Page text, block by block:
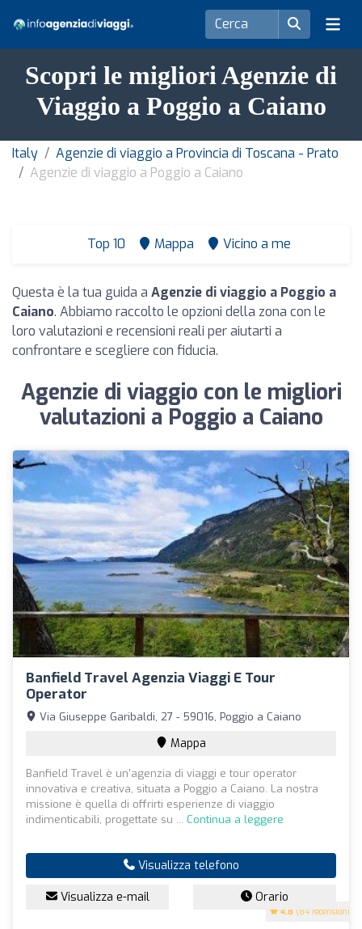
Scopri le migliori Agenzie di
Viaggio a Poggio a Caiano
Italy
Agenzie di viaggio a Provincia di Toscana - Prato
Agenzie di viaggio a Poggio a Caiano
Top 10 Mappa Vicino a me
Questa è la tua guida a Agenzie di viaggio a Poggio a
Caiano. Abbiamo raccolto le opzioni della zona con le
loro valutazioni e recensioni reali per aiutarti a
confrontare e scegliere con fiducia.
Agenzie di viaggio con le migliori
valutazioni a Poggio a Caiano
Banfield Travel Agenzia Viaggi E Tour
Operator
4.8 (84 recensioni)
Via Giuseppe Garibaldi, 27 - 59016, Poggio a Caiano
Mappa
Banfield Travel è un'agenzia di viaggi e tour operator
innovativa e creativa, situata a Poggio a Caiano. La nostra
missione è quella di offrirti esperienze di viaggio
indimenticabili, progettate su ... Continua a leggere
Visualizza telefono
Visualizza e-mail Orario